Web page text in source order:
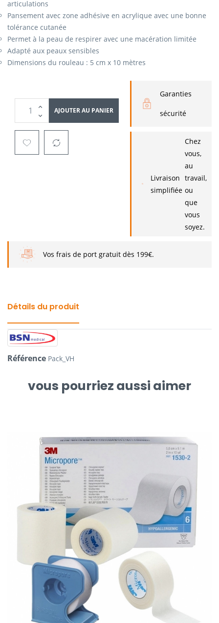
articulations
Pansement avec zone adhésive en acrylique avec une bonne
tolérance cutanée
Permet à la peau de respirer avec une macération limitée
Adapté aux peaux sensibles
Dimensions du rouleau : 5 cm x 10 mètres
AJOUTER AU PANIER
Garanties
sécurité
Livraison
simplifiée
Chez
vous,
au
travail,
ou
que
vous
soyez.
Vos frais de port gratuit dès 199€.
Détails du produit
Référence Pack_VH
vous pourriez aussi aimer